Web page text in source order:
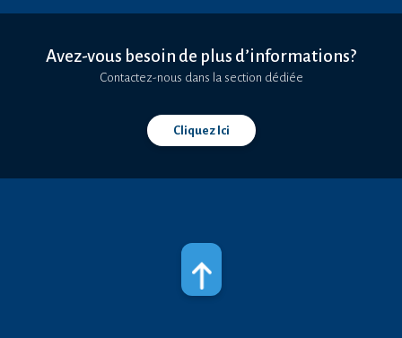
Avez-vous besoin de plus d’informations?
Contactez-nous dans la section dédiée
Cliquez Ici